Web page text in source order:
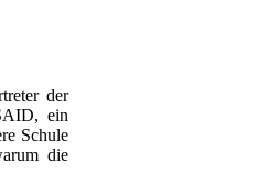
der
ein
Schule
die